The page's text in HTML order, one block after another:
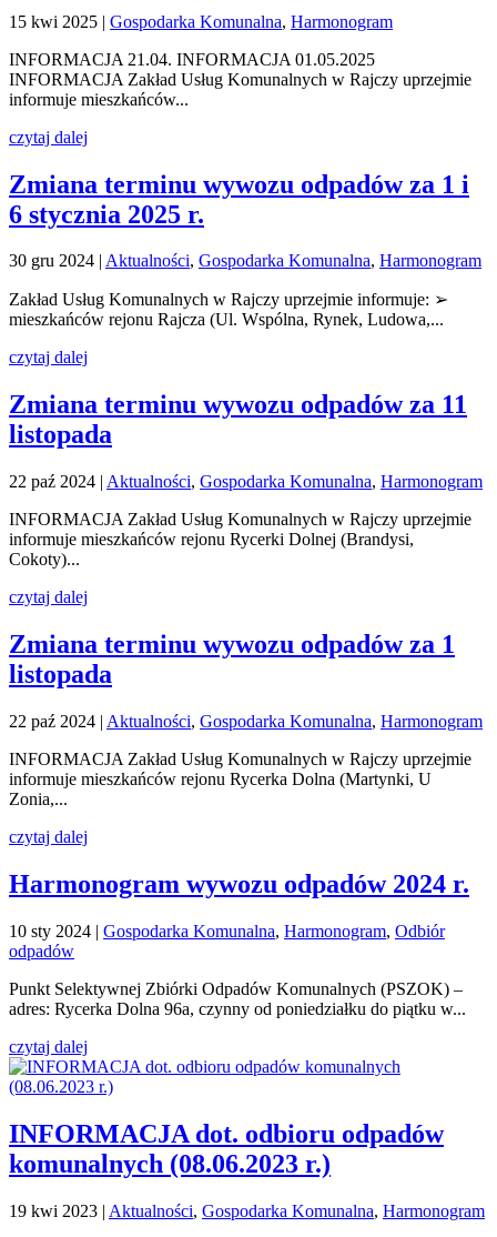
15 kwi 2025 | Gospodarka Komunalna, Harmonogram
INFORMACJA 21.04. INFORMACJA 01.05.2025
INFORMACJA Zakład Usług Komunalnych w Rajczy uprzejmie
informuje mieszkańców...
czytaj dalej
Zmiana terminu wywozu odpadów za 1 i
6 stycznia 2025 r.
30 gru 2024 | Aktualności, Gospodarka Komunalna, Harmonogram
Zakład Usług Komunalnych w Rajczy uprzejmie informuje: ➢
mieszkańców rejonu Rajcza (Ul. Wspólna, Rynek, Ludowa,...
czytaj dalej
Zmiana terminu wywozu odpadów za 11
listopada
22 paź 2024 | Aktualności, Gospodarka Komunalna, Harmonogram
INFORMACJA Zakład Usług Komunalnych w Rajczy uprzejmie
informuje mieszkańców rejonu Rycerki Dolnej (Brandysi,
Cokoty)...
czytaj dalej
Zmiana terminu wywozu odpadów za 1
listopada
22 paź 2024 | Aktualności, Gospodarka Komunalna, Harmonogram
INFORMACJA Zakład Usług Komunalnych w Rajczy uprzejmie
informuje mieszkańców rejonu Rycerka Dolna (Martynki, U
Zonia,...
czytaj dalej
Harmonogram wywozu odpadów 2024 r.
10 sty 2024 | Gospodarka Komunalna, Harmonogram, Odbiór
odpadów
Punkt Selektywnej Zbiórki Odpadów Komunalnych (PSZOK) –
adres: Rycerka Dolna 96a, czynny od poniedziałku do piątku w...
czytaj dalej
INFORMACJA dot. odbioru odpadów
komunalnych (08.06.2023 r.)
19 kwi 2023 | Aktualności, Gospodarka Komunalna, Harmonogram